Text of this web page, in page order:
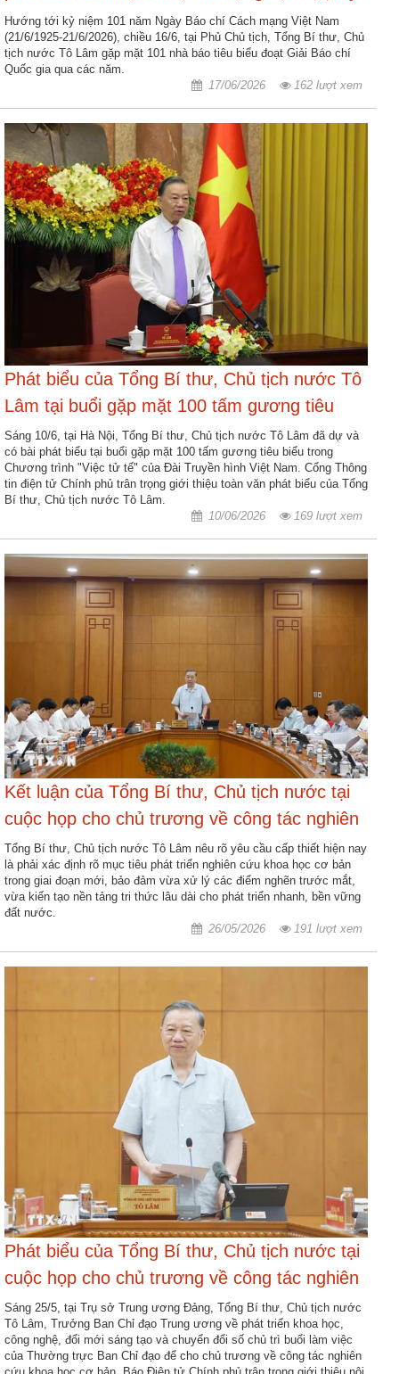
lợi ích của nhân dân làm điểm xuất phát
Hướng tới kỷ niệm 101 năm Ngày Báo chí Cách mạng Việt Nam
(21/6/1925-21/6/2026), chiều 16/6, tại Phủ Chủ tịch, Tổng Bí thư, Chủ
tịch nước Tô Lâm gặp mặt 101 nhà báo tiêu biểu đoạt Giải Báo chí
Quốc gia qua các năm.
17/06/2026
162 lượt xem
Phát biểu của Tổng Bí thư, Chủ tịch nước Tô
Lâm tại buổi gặp mặt 100 tấm gương tiêu
biểu của Chương trình Việc tử tế
Sáng 10/6, tại Hà Nội, Tổng Bí thư, Chủ tịch nước Tô Lâm đã dự và
có bài phát biểu tại buổi gặp mặt 100 tấm gương tiêu biểu trong
Chương trình "Việc tử tế" của Đài Truyền hình Việt Nam. Cổng Thông
tin điện tử Chính phủ trân trọng giới thiệu toàn văn phát biểu của Tổng
Bí thư, Chủ tịch nước Tô Lâm.
10/06/2026
169 lượt xem
Kết luận của Tổng Bí thư, Chủ tịch nước tại
cuộc họp cho chủ trương về công tác nghiên
cứu khoa học cơ bản
Tổng Bí thư, Chủ tịch nước Tô Lâm nêu rõ yêu cầu cấp thiết hiện nay
là phải xác định rõ mục tiêu phát triển nghiên cứu khoa học cơ bản
trong giai đoạn mới, bảo đảm vừa xử lý các điểm nghẽn trước mắt,
vừa kiến tạo nền tảng tri thức lâu dài cho phát triển nhanh, bền vững
đất nước.
26/05/2026
191 lượt xem
Phát biểu của Tổng Bí thư, Chủ tịch nước tại
cuộc họp cho chủ trương về công tác nghiên
cứu khoa học cơ bản
Sáng 25/5, tại Trụ sở Trung ương Đảng, Tổng Bí thư, Chủ tịch nước
Tô Lâm, Trưởng Ban Chỉ đạo Trung ương về phát triển khoa học,
công nghệ, đổi mới sáng tạo và chuyển đổi số chủ trì buổi làm việc
của Thường trực Ban Chỉ đạo để cho chủ trương về công tác nghiên